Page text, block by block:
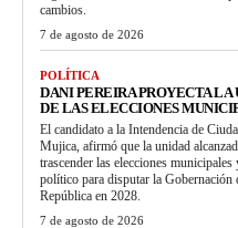
cambios.
7 de agosto de 2026
POLÍTICA
DANI PEREIRA PROYECTA
DE LAS ELECCIONES
El candidato a la Intendencia de
Mujica, afirmó que la unidad
trascender las elecciones
político para disputar la Gobernación
República en 2028.
7 de agosto de 2026